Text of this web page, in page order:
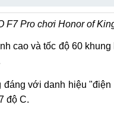
F7 Pro chơi Honor of
cao và tốc độ 60
với danh hiệu
độ C.